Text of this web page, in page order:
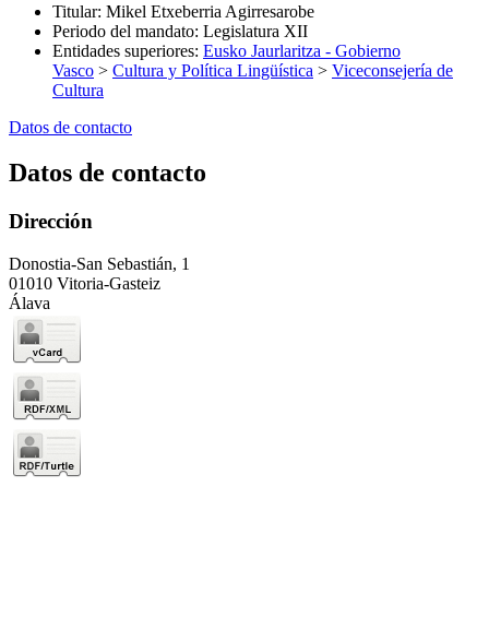
Titular: Mikel Etxeberria Agirresarobe
Periodo del mandato: Legislatura XII
Entidades superiores: Eusko Jaurlaritza - Gobierno
Vasco > Cultura y Política Lingüística > Viceconsejería de
Cultura
Datos de contacto
Datos de contacto
Dirección
Donostia-San Sebastián, 1
01010 Vitoria-Gasteiz
Álava